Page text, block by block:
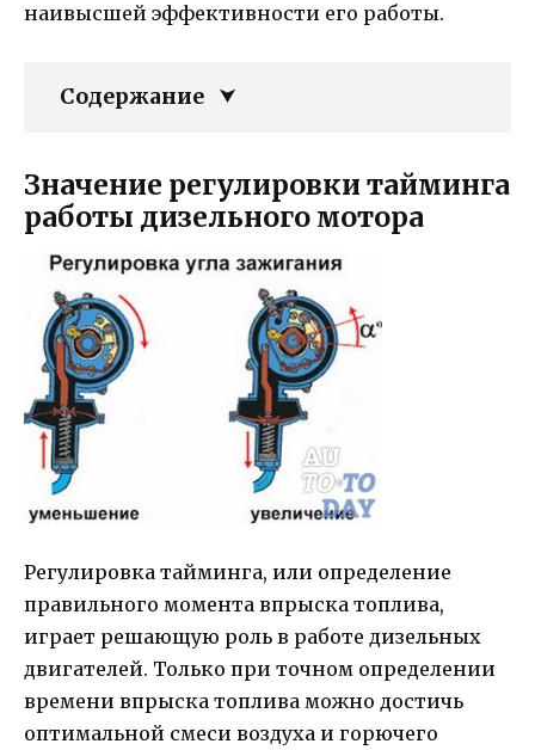
наивысшей эффективности его работы.
Содержание
Значение регулировки тайминга
работы дизельного мотора
Регулировка тайминга, или определение
правильного момента впрыска топлива,
играет решающую роль в работе дизельных
двигателей. Только при точном определении
времени впрыска топлива можно достичь
оптимальной смеси воздуха и горючего